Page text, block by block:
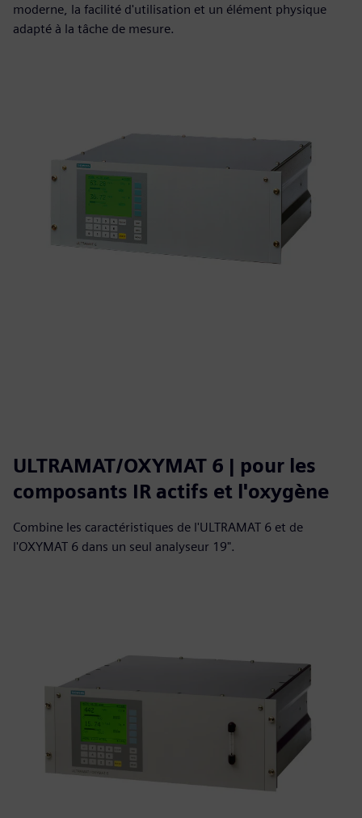
moderne, la facilité d'utilisation et un élément physique
adapté à la tâche de mesure.
ULTRAMAT/OXYMAT 6 | pour les
composants IR actifs et l'oxygène
Combine les caractéristiques de l'ULTRAMAT 6 et de
l'OXYMAT 6 dans un seul analyseur 19".